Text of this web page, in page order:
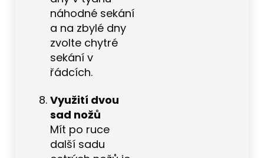
náhodné sekání
a na zbylé dny
zvolte chytré
sekání v
řádcích.
Využití dvou
sad nožů
Mít po ruce
další sadu